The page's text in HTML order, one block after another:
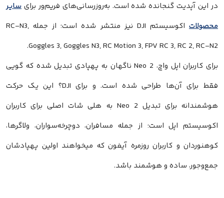
در این آپدیت گنجانده شده است. به‌روزرسانی‌های فریم‌ور برای سایر
محصولات
اکوسیستم DJI نیز منتشر شده است؛ از جمله RC-N3,
Goggles 3, Goggles N3, RC Motion 3, FPV RC 3, RC 2, RC-N2.
برای کاربران اپل واچ، Neo 2 ناگهان به پهپادی تبدیل شده که گویی
فقط برای آن‌ها طراحی شده است. و برای DJI؟ این یک حرکت
هوشمندانه برای تبدیل Neo 2 به هلی شات اصلی برای کاربران
اکوسیستم اپل است؛ از جمله مسافران، دوچرخه‌سواران، ولاگرها،
کوهنوردان و کاربران روزمره آیفون که میخواهند اولین پهپادشان
جمع‌وجور، ساده و هوشمند باشد.